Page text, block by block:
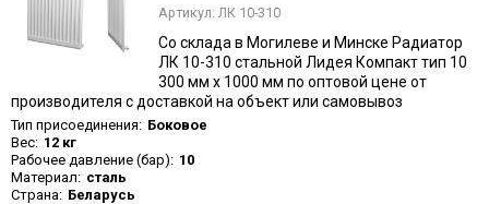
Артикул: ЛК 10-310
Со склада в Могилеве и Минске Радиатор
ЛК 10-310 стальной Лидея Компакт тип 10
300 мм х 1000 мм по оптовой цене от
производителя с доставкой на объект или самовывоз
Тип присоединения: Боковое
Вес: 12 кг
Рабочее давление (бар): 10
Материал: сталь
Страна: Беларусь